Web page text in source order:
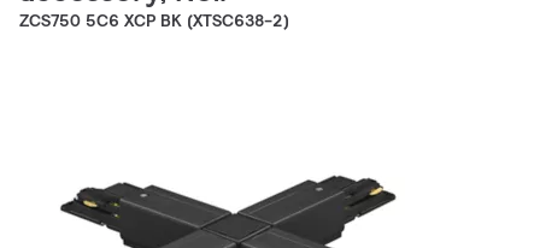
ZCS750 5C6 XCP BK (XTSC638-2)